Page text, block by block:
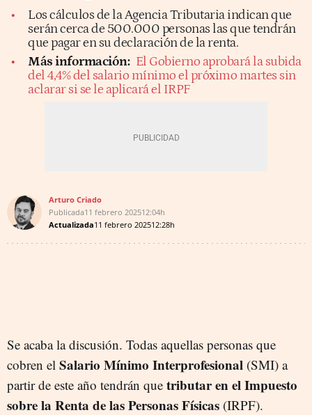
Los cálculos de la Agencia Tributaria indican que
serán cerca de 500.000 personas las que tendrán
que pagar en su declaración de la renta.
Más información: El Gobierno aprobará la subida
del 4,4% del salario mínimo el próximo martes sin
aclarar si se le aplicará el IRPF
Arturo Criado
Publicada11 febrero 202512:04h
Actualizada11 febrero 202512:28h
Se acaba la discusión. Todas aquellas personas que
cobren el Salario Mínimo Interprofesional (SMI) a
partir de este año tendrán que tributar en el Impuesto
sobre la Renta de las Personas Físicas (IRPF).